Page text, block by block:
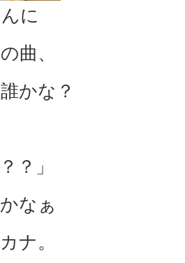
に
曲、
かな？
？」
なぁ
ナ。